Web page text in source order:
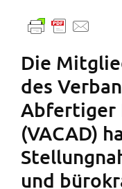
Die
des
Abfertiger
(VACAD)
und